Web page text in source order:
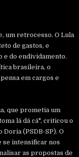
um retrocesso. O Lula
de gastos, e
e do endividamento.
brasileira, o
em cargos e
que prometia um
lá dá cá", criticou o
(PSDB-SP). O
se intensificar nos
as propostas de